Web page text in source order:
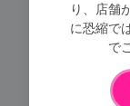
り、店舗
に恐縮で
で